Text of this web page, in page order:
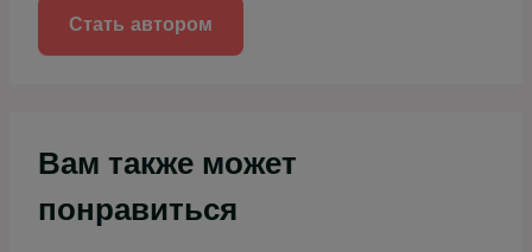
Стать автором
Вам также может
понравиться